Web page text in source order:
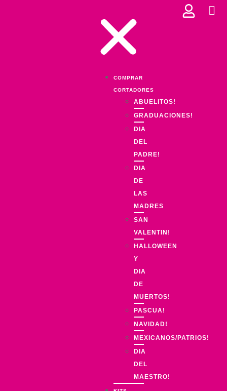
COMPRAR
CORTADORES
ABUELITOS!
GRADUACIONES!
DIA
DEL
PADRE!
DIA
DE
LAS
MADRES
SAN
VALENTIN!
HALLOWEEN
Y
DIA
DE
MUERTOS!
PASCUA!
NAVIDAD!
MEXICANOS/PATRIOS!
DIA
DEL
MAESTRO!